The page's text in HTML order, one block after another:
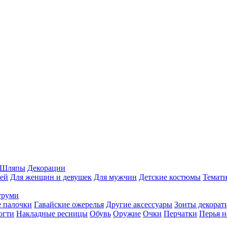
Шляпы Декорации
Для женщин и девушек Для мужчин Детские костюмы
Гавайские ожерелья Другие аксессуары Зонты
Накладные ресницы Обувь Оружие Очки Перчатки Перья